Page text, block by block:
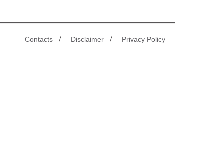
Contacts / Disclaimer / Privacy Policy